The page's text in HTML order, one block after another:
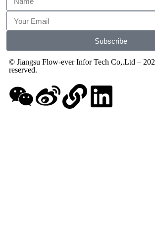
Subscribe
© Jiangsu Flow-ever Infor Tech Co,.Ltd –
reserved.